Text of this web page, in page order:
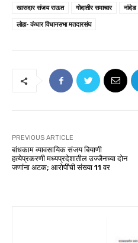
खासदार संजय राऊत
गोदातीर समाचार नांदेड
लोहा- कंधार विधानसभा मतदारसंघ
PREVIOUS ARTICLE
बांधकाम व्यावसायिक संजय बियाणी
हत्येप्रकरणी मध्यप्रदेशातील उज्जैनच्या दोन
जणांना अटक; आरोपींची संख्या 11 वर